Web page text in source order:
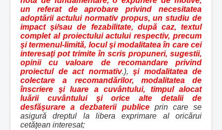
un referat de aprobare privind necesitatea
adoptării actului normativ propus, un studiu de
impact şi/sau de fezabilitate, după caz, textul
complet al proiectului actului respectiv, precum
şi termenul-limită, locul şi modalitatea în care cei
interesaţi pot trimite în scris propuneri, sugestii,
opinii cu valoare de recomandare privind
proiectul de act normativ.), şi modalitatea de
colectare a recomandărilor, modalitatea de
înscriere şi luare a cuvântului, timpul alocat
luării cuvântului şi orice alte detalii de
desfăşurare a dezbaterii publiceprin care se
asigură dreptul la libera exprimare al oricărui
cetăţean interesat;